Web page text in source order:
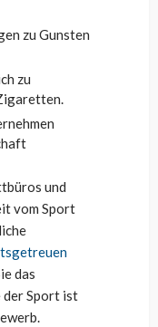
zu Gunsten
zu
und
vom Sport
das
der Sport ist